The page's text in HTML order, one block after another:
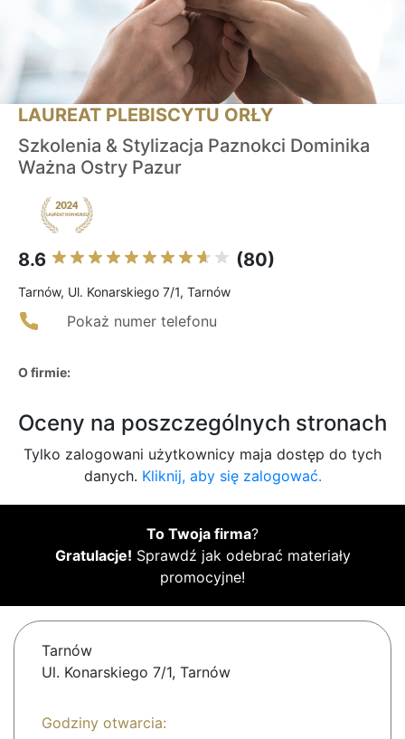
LAUREAT PLEBISCYTU ORŁY
Szkolenia & Stylizacja Paznokci Dominika
Ważna Ostry Pazur
8.6 (80)
Tarnów, Ul. Konarskiego 7/1, Tarnów
Pokaż numer telefonu
O firmie:
Oceny na poszczególnych stronach
Tylko zalogowani użytkownicy maja dostęp do tych
danych. Kliknij, aby się zalogować.
To Twoja firma?
Gratulacje! Sprawdź jak odebrać materiały
promocyjne!
Tarnów
Ul. Konarskiego 7/1, Tarnów
Godziny otwarcia: